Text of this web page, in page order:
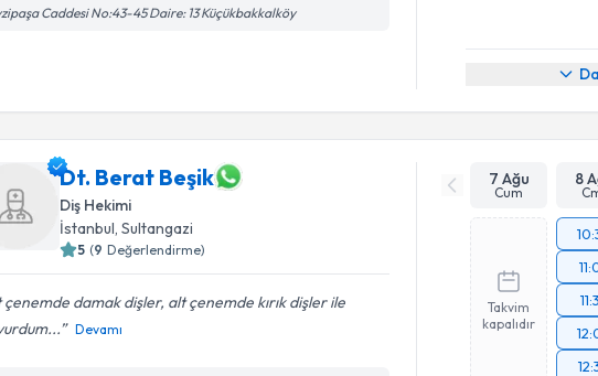
Caddesi No:43-45 Daire: 13 Küçükbakkalköy
Dt. Berat Beşik
Diş Hekimi
İstanbul, Sultangazi
5 (9 Değerlendirme)
çenemde damak dişler, alt çenemde kırık dişler ile
Devamı
7 Ağu
Cum
8
Takvim
kapalıdır